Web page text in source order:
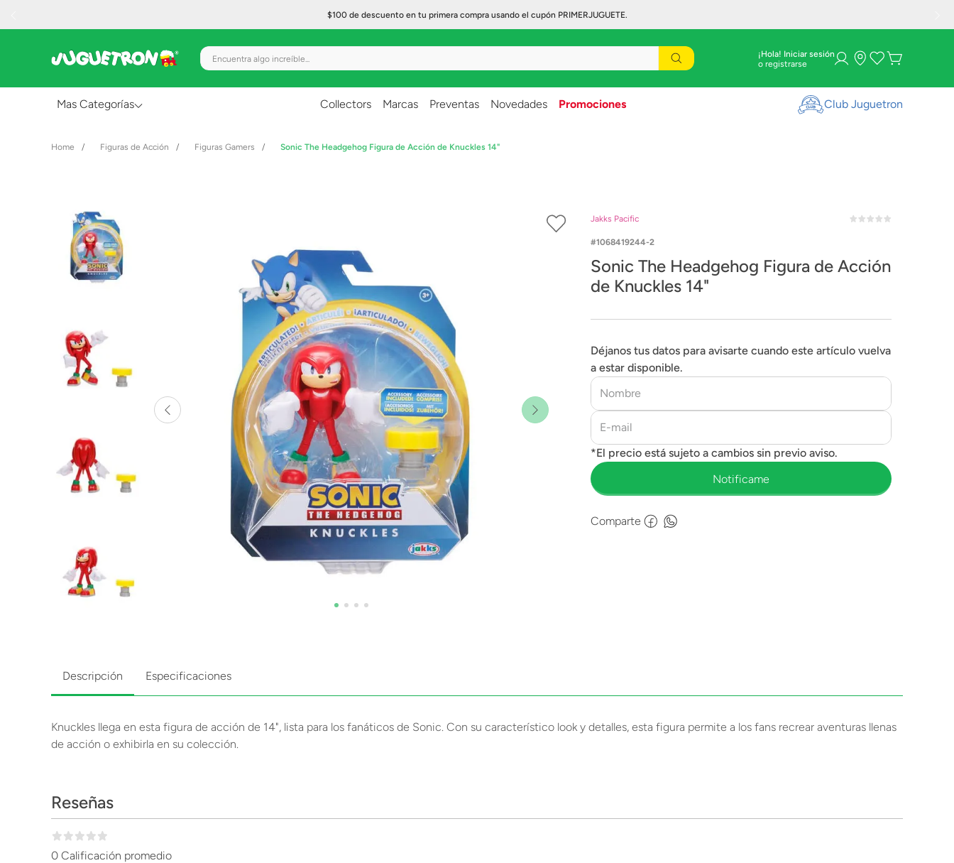
$100 de descuento en tu primera compra usando el cupón PRIMERJUGUETE.
Encuentra algo increíble... ¡Hola! Iniciar sesión
Mas Categorías
Creatividad y Arte
Figuras de Acción
Gadgets y Electrónicos
Lanzadores
Muñecas
Construcción
Vehículos y Pistas
Collectors Marcas Preventas Novedades Promociones Club Juguetron
Figuras de Acción Figuras Gamers Sonic The Headgehog Figura de Acción de Knuckles 14"
Jakks Pacific
1068419244-2
Sonic The Headgehog Figura de Acción
de Knuckles 14"
Déjanos tus datos para avisarte cuando este artículo vuelva
a estar disponible.
Comparte
Descripción Especificaciones
Knuckles llega en esta figura de acción de 14", lista para los fanáticos de Sonic. Con su característico look y detalles, esta figura permite a los fans recrear aventuras llenas
de acción o exhibirla en su colección.
Reseñas
0 Calificación promedio